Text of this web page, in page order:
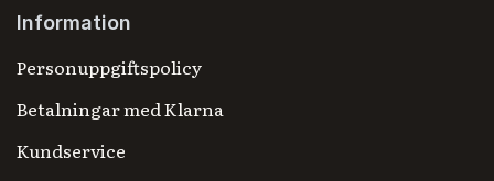
Information
Personuppgiftspolicy
Betalningar med Klarna
Kundservice